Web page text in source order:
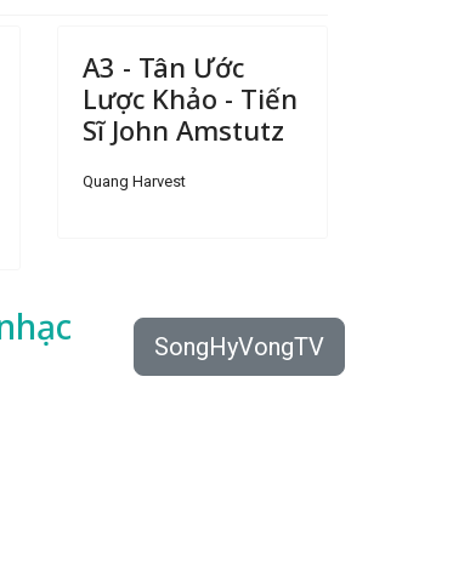
A3 - Tân Ước
Lược Khảo - Tiến
Sĩ John Amstutz
Quang Harvest
SongHyVongTV